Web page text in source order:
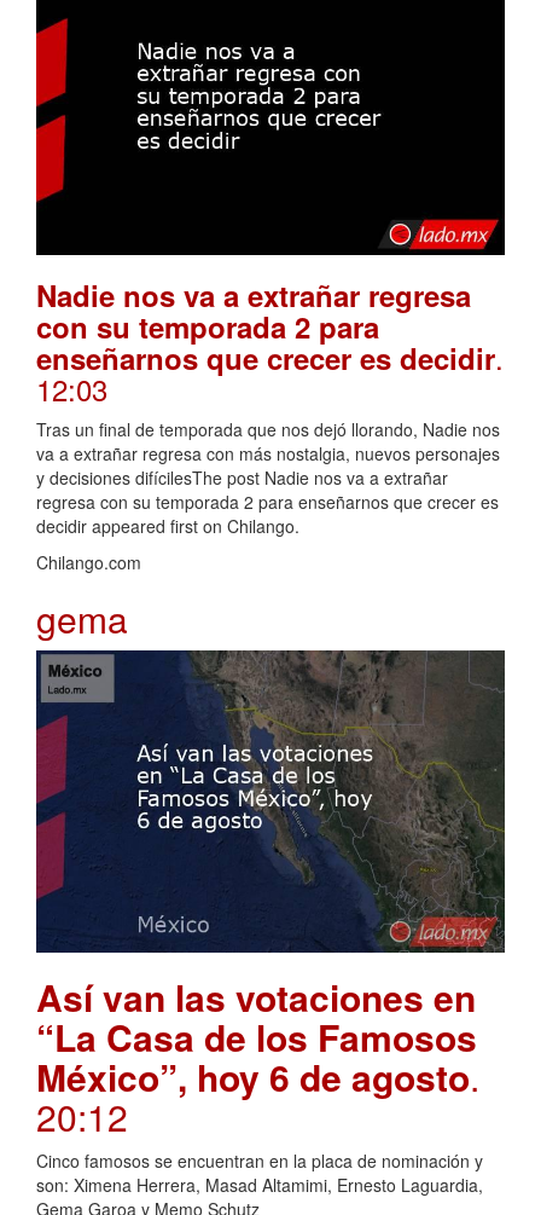
Nadie nos va a extrañar regresa
con su temporada 2 para
enseñarnos que crecer es decidir.
12:03
Tras un final de temporada que nos dejó llorando, Nadie nos
va a extrañar regresa con más nostalgia, nuevos personajes
y decisiones difícilesThe post Nadie nos va a extrañar
regresa con su temporada 2 para enseñarnos que crecer es
decidir appeared first on Chilango.
Chilango.com
gema
Así van las votaciones en
“La Casa de los Famosos
México”, hoy 6 de agosto.
20:12
Cinco famosos se encuentran en la placa de nominación y
son: Ximena Herrera, Masad Altamimi, Ernesto Laguardia,
Gema Garoa y Memo Schutz